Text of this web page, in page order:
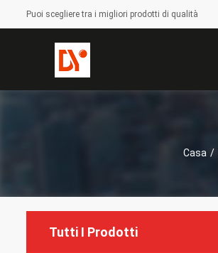
Puoi scegliere tra i migliori prodotti di qualità
Casa /
Tutti I Prodotti